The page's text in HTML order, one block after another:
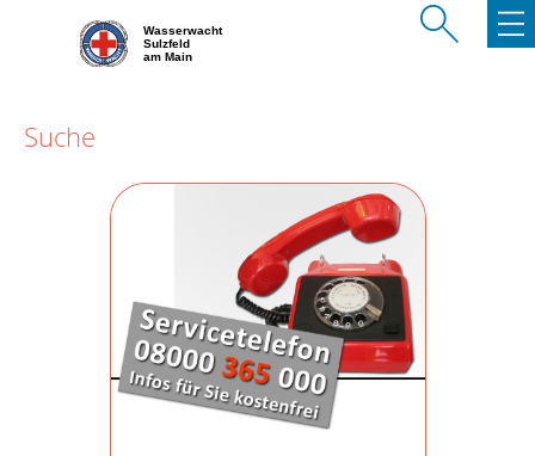
Wasserwacht
Sulzfeld
am Main
Suche